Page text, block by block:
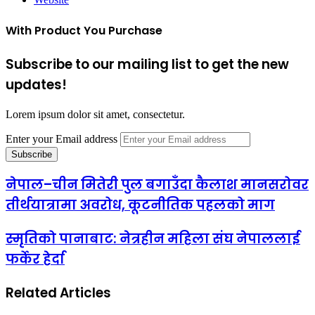
With Product You Purchase
Subscribe to our mailing list to get the new
updates!
Lorem ipsum dolor sit amet, consectetur.
Enter your Email address
नेपाल–चीन मितेरी पुल बगाउँदा कैलाश मानसरोवर
तीर्थयात्रामा अवरोध, कूटनीतिक पहलको माग
स्मृतिको पानाबाट: नेत्रहीन महिला संघ नेपाललाई
फर्केर हेर्दा
Related Articles